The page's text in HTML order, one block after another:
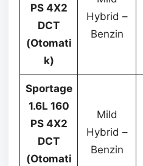
PS 4X2
DCT
(Otomati
k)
Hybrid –
Benzin
Sportage
1.6L 160
PS 4X2
DCT
(Otomati
Mild
Hybrid –
Benzin